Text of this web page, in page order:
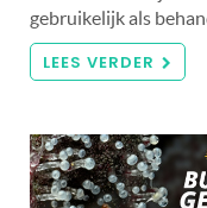
gebruikelijk als
LEES VERDER